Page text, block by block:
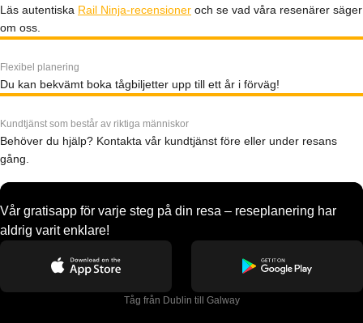
Läs autentiska Rail Ninja-recensioner och se vad våra resenärer säger
om oss.
Flexibel planering
Du kan bekvämt boka tågbiljetter upp till ett år i förväg!
Kundtjänst som består av riktiga människor
Behöver du hjälp? Kontakta vår kundtjänst före eller under resans
gång.
Vår gratisapp för varje steg på din resa – reseplanering har
aldrig varit enklare!
Tåg från Dublin till Galway